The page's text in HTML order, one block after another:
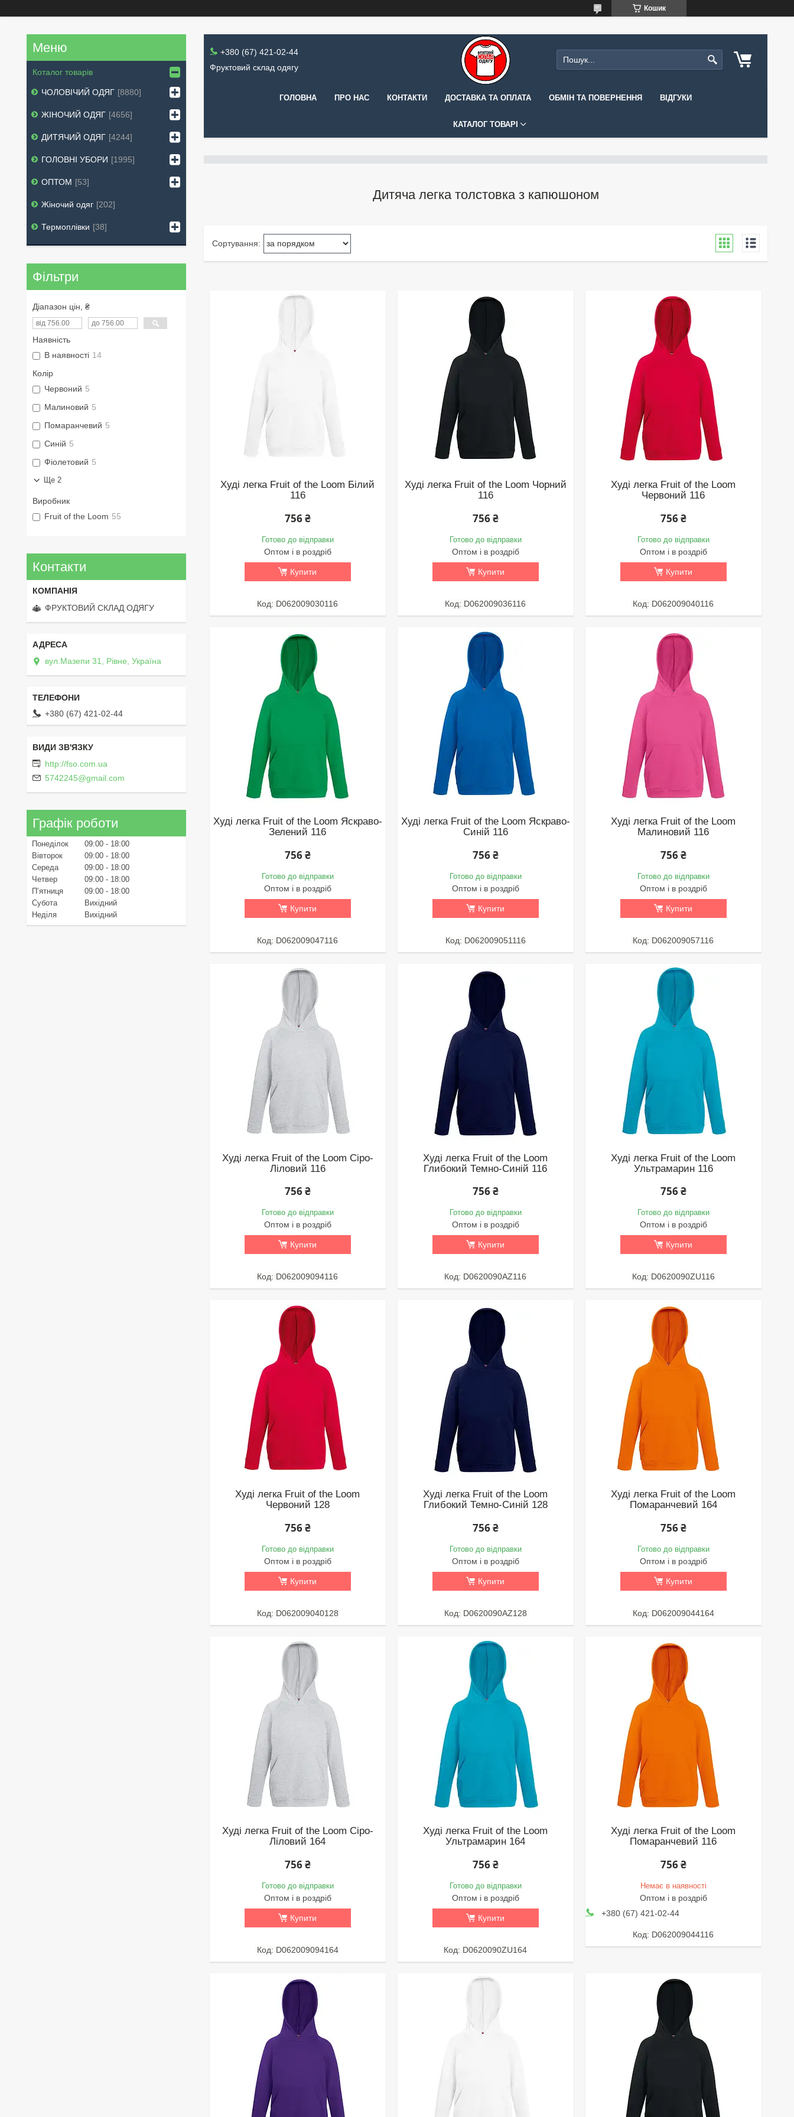
Кошик
+380 (67) 421-02-44
Фруктовий склад одягу
ГОЛОВНА ПРО НАС КОНТАКТИ ДОСТАВКА ТА ОПЛАТА ОБМІН ТА ПОВЕРНЕННЯ ВІДГУКИ
КАТАЛОГ ТОВАРІ
Дитяча легка толстовка з капюшоном
Худі легка Fruit of the Loom Білий
116
756 ₴
Готово до відправки
Оптом і в роздріб
Купити
D062009030116
Худі легка Fruit of the Loom Чорний
116
756 ₴
Готово до відправки
Оптом і в роздріб
Купити
D062009036116
Худі легка Fruit of the Loom
Червоний 116
756 ₴
Готово до відправки
Оптом і в роздріб
Купити
D062009040116
Худі легка Fruit of the Loom Яскраво-
Зелений 116
756 ₴
Готово до відправки
Оптом і в роздріб
Купити
D062009047116
Худі легка Fruit of the Loom Яскраво-
Синій 116
756 ₴
Готово до відправки
Оптом і в роздріб
Купити
D062009051116
Худі легка Fruit of the Loom
Малиновий 116
756 ₴
Готово до відправки
Оптом і в роздріб
Купити
D062009057116
Худі легка Fruit of the Loom Сіро-
Ліловий 116
756 ₴
Готово до відправки
Оптом і в роздріб
Купити
D062009094116
Худі легка Fruit of the Loom
Глибокий Темно-Синій 116
756 ₴
Готово до відправки
Оптом і в роздріб
Купити
D0620090AZ116
Худі легка Fruit of the Loom
Ультрамарин 116
756 ₴
Готово до відправки
Оптом і в роздріб
Купити
D0620090ZU116
Худі легка Fruit of the Loom
Червоний 128
756 ₴
Готово до відправки
Оптом і в роздріб
Купити
D062009040128
Худі легка Fruit of the Loom
Глибокий Темно-Синій 128
756 ₴
Готово до відправки
Оптом і в роздріб
Купити
D0620090AZ128
Худі легка Fruit of the Loom
Помаранчевий 164
756 ₴
Готово до відправки
Оптом і в роздріб
Купити
D062009044164
Худі легка Fruit of the Loom Сіро-
Ліловий 164
756 ₴
Готово до відправки
Оптом і в роздріб
Купити
D062009094164
Худі легка Fruit of the Loom
Ультрамарин 164
756 ₴
Готово до відправки
Оптом і в роздріб
Купити
D0620090ZU164
Худі легка Fruit of the Loom
Помаранчевий 116
756 ₴
Немає в наявності
Оптом і в роздріб
+380 (67) 421-02-44
D062009044116
Коталог товарів
ЧОЛОВІЧИЙ ОДЯГ 8880
ЖІНОЧИЙ ОДЯГ 4656
ДИТЯЧИЙ ОДЯГ 4244
ГОЛОВНІ УБОРИ 1995
ОПТОМ 53
Жіночий одяг 202
Термоплівки 38
Фільтри
Діапазон цін, ₴
Наявність
В наявності 14
Колір
Червоний 5
Малиновий 5
Помаранчевий 5
Синій 5
Фіолетовий 5
Ще 2
Виробник
Fruit of the Loom 55
Контакти
ФРУКТОВИЙ СКЛАД ОДЯГУ
вул.Мазепи 31, Рівне, Україна
+380 (67) 421-02-44
http://fso.com.ua
5742245@gmail.com
Графік роботи
Понеділок 09:00
18:00
Вівторок
09:00
18:00
Середа
09:00
18:00
Четвер
09:00
18:00
Пʼятниця
09:00
18:00
Субота
Вихідний
Неділя
Вихідний